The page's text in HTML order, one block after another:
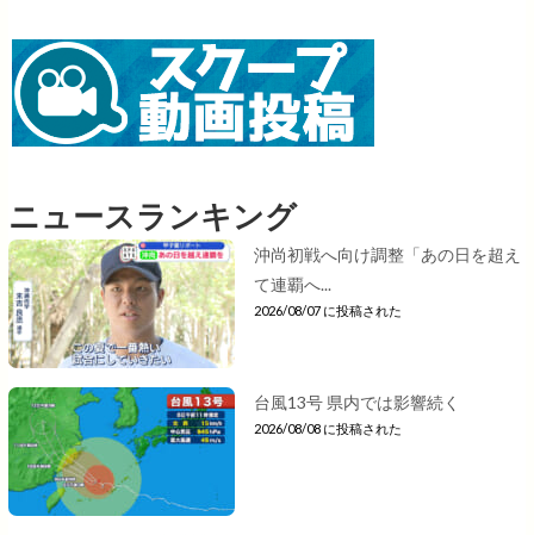
ニュースランキング
沖尚初戦へ向け調整「あの日を超え
て連覇へ...
2026/08/07 に投稿された
台風13号 県内では影響続く
2026/08/08 に投稿された